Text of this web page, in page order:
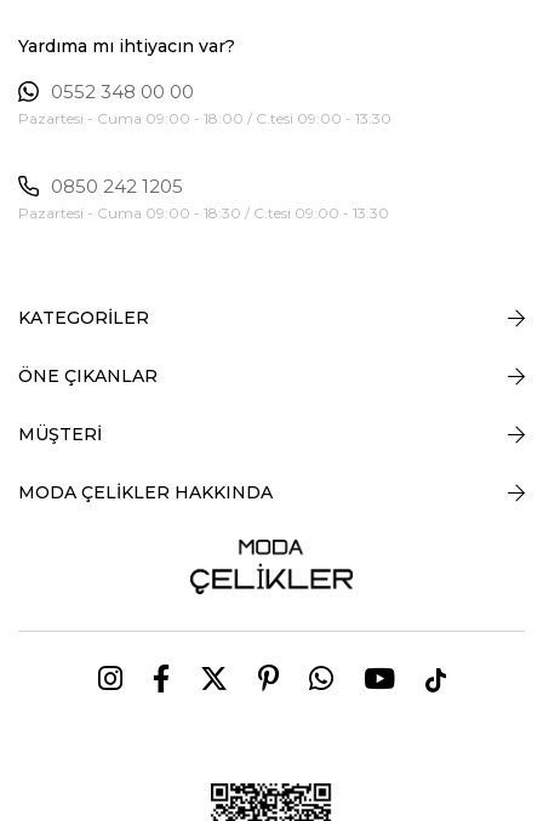
Yardıma mı ihtiyacın var?
0552 348 00 00
Pazartesi - Cuma 09:00 - 18:00 / C.tesi 09:00 - 13:30
0850 242 1205
Pazartesi - Cuma 09:00 - 18:30 / C.tesi 09:00 - 13:30
KATEGORİLER
ÖNE ÇIKANLAR
MÜŞTERİ
MODA ÇELİKLER HAKKINDA